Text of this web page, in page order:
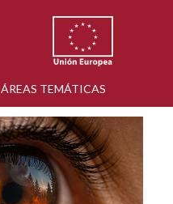
ÁREAS TEMÁTICAS